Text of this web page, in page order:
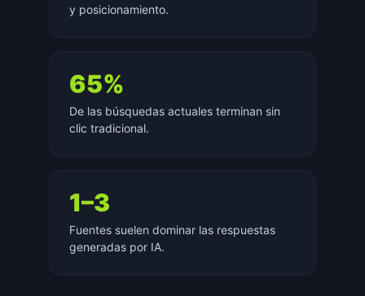
y posicionamiento.
65%
De las búsquedas actuales terminan sin
clic tradicional.
1–3
Fuentes suelen dominar las respuestas
generadas por IA.